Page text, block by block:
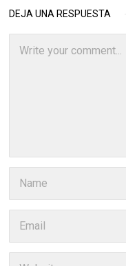
DEJA UNA RESPUESTA